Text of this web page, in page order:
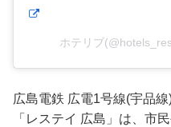
ホテリブ
広島電鉄 広電1号線(宇品
「レステイ 広島」は、市